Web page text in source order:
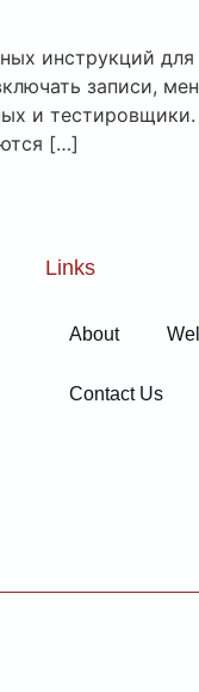
инструкций
записи,
и тестировщики.
[…]
Links
About
Contact Us